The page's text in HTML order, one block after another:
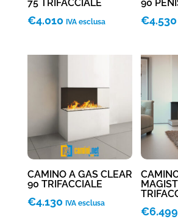
75 TRIFACCIALE
€4.010 IVA esclusa
90
€4.530
CAMINO A GAS CLEAR
90 TRIFACCIALE
€4.130 IVA esclusa
€6.499